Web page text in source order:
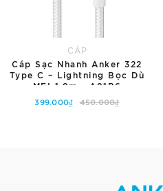
CÁP
Cáp Sạc Nhanh Anker 322
Type C – Lightning Bọc Dù
MFI 1.8m - A81B6
399.000₫ 450.000₫